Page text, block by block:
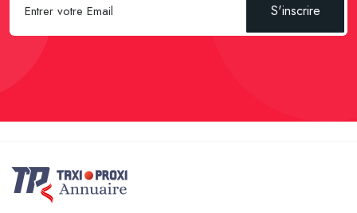
S'inscrire